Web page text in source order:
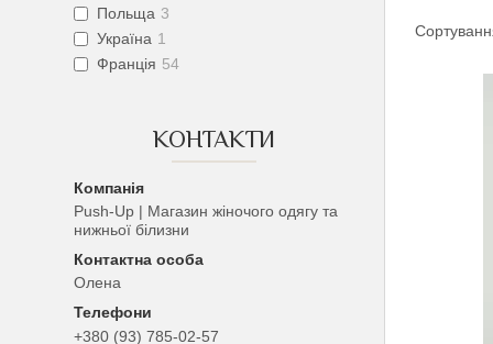
Польща 3
Україна 1
Франція 54
КОНТАКТИ
Push-Up | Магазин жіночого одягу та
нижньої білизни
Олена
+380 (93) 785-02-57